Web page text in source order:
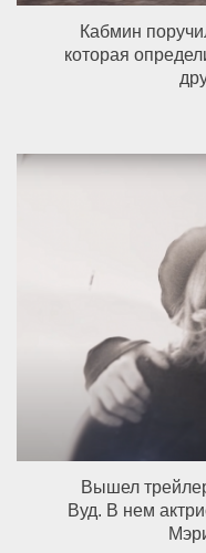
Кабмин
которая
Вышел
Вуд. В нем